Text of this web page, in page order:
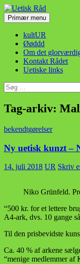
Hop
til
indhold
Uetisk Råd
SøgPrimær menu
kultUR
Øøddd
Om det
Kontakt Rådet
Uetiske links
Søg
efter:
Tag-arkiv:
bekendtgørelser
Ny uetisk kunzt –
14. juli 2018 UR Skriv
Niko Grünfeld.
“500 kr. for et lettere
A4-ark, dvs. 10 gange
Til den prisbevidste
Ca. 40 % af arkene
“menige medlemmer